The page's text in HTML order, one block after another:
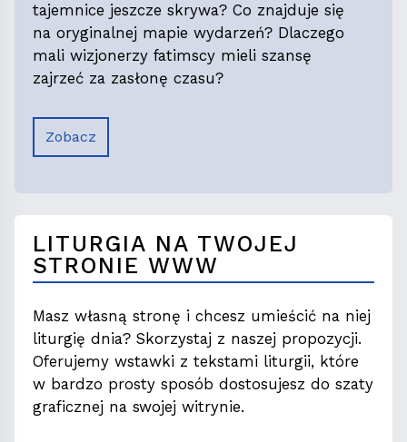
tajemnice jeszcze skrywa? Co znajduje się
na oryginalnej mapie wydarzeń? Dlaczego
mali wizjonerzy fatimscy mieli szansę
zajrzeć za zasłonę czasu?
Zobacz
LITURGIA NA TWOJEJ
STRONIE WWW
Masz własną stronę i chcesz umieścić na niej
liturgię dnia? Skorzystaj z naszej propozycji.
Oferujemy wstawki z tekstami liturgii, które
w bardzo prosty sposób dostosujesz do szaty
graficznej na swojej witrynie.